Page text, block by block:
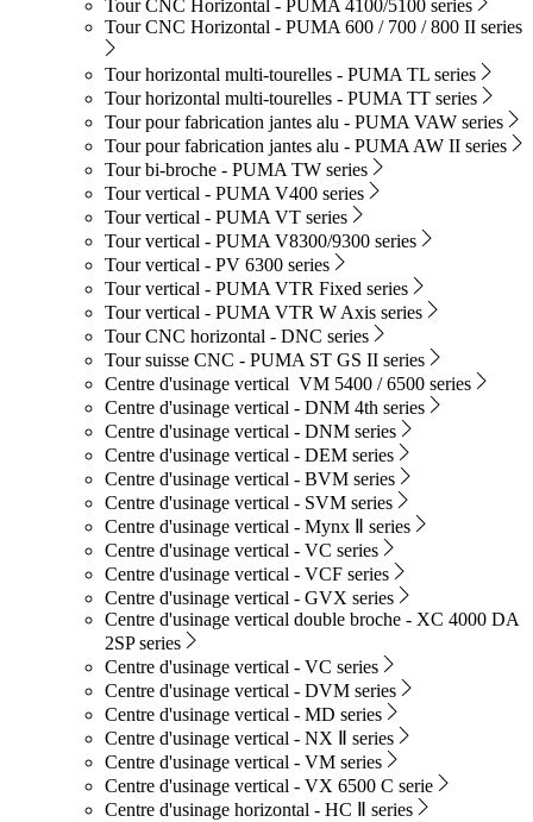
Tour CNC Horizontal - PUMA 4100/5100 series
Tour CNC Horizontal - PUMA 600 / 700 / 800 II series
Tour horizontal multi-tourelles - PUMA TL series
Tour horizontal multi-tourelles - PUMA TT series
Tour pour fabrication jantes alu - PUMA VAW series
Tour pour fabrication jantes alu - PUMA AW II series
Tour bi-broche - PUMA TW series
Tour vertical - PUMA V400 series
Tour vertical - PUMA VT series
Tour vertical - PUMA V8300/9300 series
Tour vertical - PV 6300 series
Tour vertical - PUMA VTR Fixed series
Tour vertical - PUMA VTR W Axis series
Tour CNC horizontal - DNC series
Tour suisse CNC - PUMA ST GS II series
Centre d'usinage vertical VM 5400 / 6500 series
Centre d'usinage vertical - DNM 4th series
Centre d'usinage vertical - DNM series
Centre d'usinage vertical - DEM series
Centre d'usinage vertical - BVM series
Centre d'usinage vertical - SVM series
Centre d'usinage vertical - Mynx Ⅱ series
Centre d'usinage vertical - VC series
Centre d'usinage vertical - VCF series
Centre d'usinage vertical - GVX series
Centre d'usinage vertical double broche - XC 4000 DA
2SP series
Centre d'usinage vertical - VC series
Centre d'usinage vertical - DVM series
Centre d'usinage vertical - MD series
Centre d'usinage vertical - NX Ⅱ series
Centre d'usinage vertical - VM series
Centre d'usinage vertical - VX 6500 C serie
Centre d'usinage horizontal - HC Ⅱ series